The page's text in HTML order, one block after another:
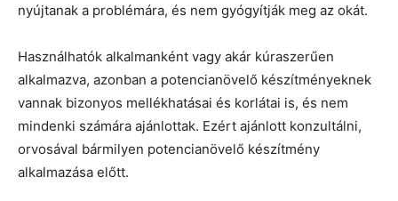
nyújtanak a problémára, és nem gyógyítják meg az okát.
Használhatók alkalmanként vagy akár kúraszerűen
alkalmazva, azonban a potencianövelő készítményeknek
vannak bizonyos mellékhatásai és korlátai is, és nem
mindenki számára ajánlottak. Ezért ajánlott konzultálni,
orvosával bármilyen potencianövelő készítmény
alkalmazása előtt.